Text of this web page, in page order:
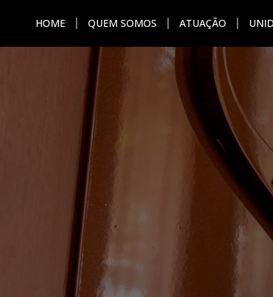
HOME QUEM SOMOS
HOME QUEM SOMOS ATUAÇÃO